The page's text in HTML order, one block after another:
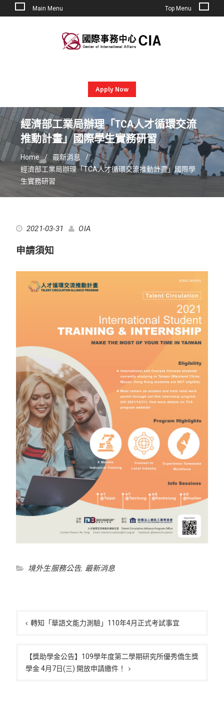
Main Menu Top Menu
Apply Now
經濟部工業局辦理「TCA人才循環交流
推動計畫」國際學生實務研習
Home
最新消息
經濟部工業局辦理「TCA人才循環交流推動計畫」國際學
生實務研習
2021-03-31 OIA
申請須知
境外生服務公告, 最新消息
章 轉知「華語文能力測驗」110年4月正式考試事宜
【獎助學金公告】109學年度第二學期研究所優秀僑生獎
學金 4月7日(三) 開放申請繳件！